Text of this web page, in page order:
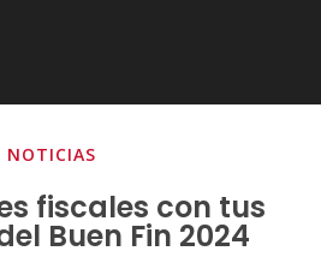
NOTICIAS
fiscales con tus
Buen Fin 2024